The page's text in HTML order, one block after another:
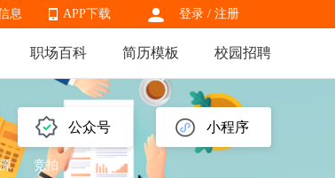
登录 / 注册
APP下载
APP下载
息
职场百科 简历模板 校园招聘
公众号 小程序
竞拍